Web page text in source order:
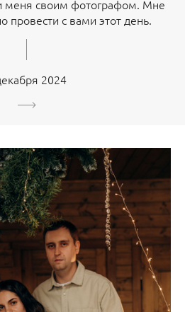
меня своим фотографом. Мне
провести с вами этот день.
2024